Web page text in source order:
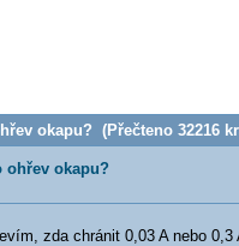
okapu? (Přečteno 32216
ohřev okapu?
zda chránit 0,03 A nebo 0,3